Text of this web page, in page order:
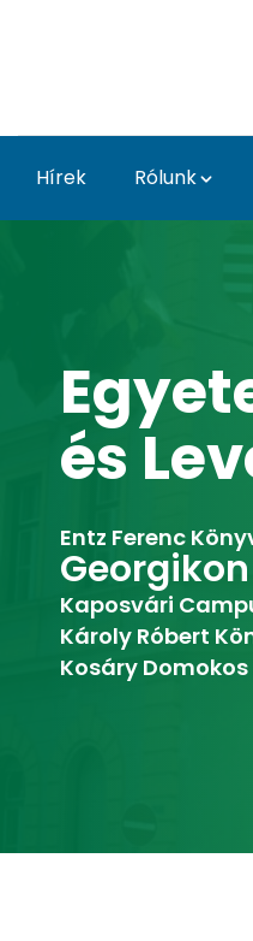
Hírek Rólunk
Home -
és
Entz Ferenc
Kaposvári
Károly Róbert
Kosáry